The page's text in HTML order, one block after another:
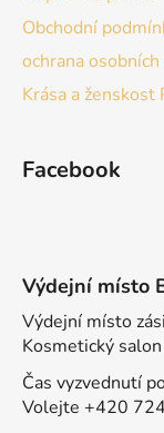
Obchodní
ochrana osobních
Krása a
Facebook
Výdejní místo
Výdejní místo
Kosmetický
Čas vyzvednutí
Volejte +420